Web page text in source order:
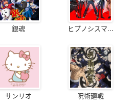
銀魂 ヒプノシスマ...
サンリオ 呪術廻戦